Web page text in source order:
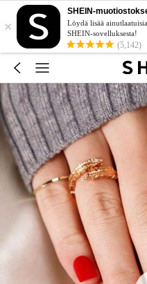
×
SHEIN-
Löydä lisää
SHEIN-sovelluksesta!
(5,142)